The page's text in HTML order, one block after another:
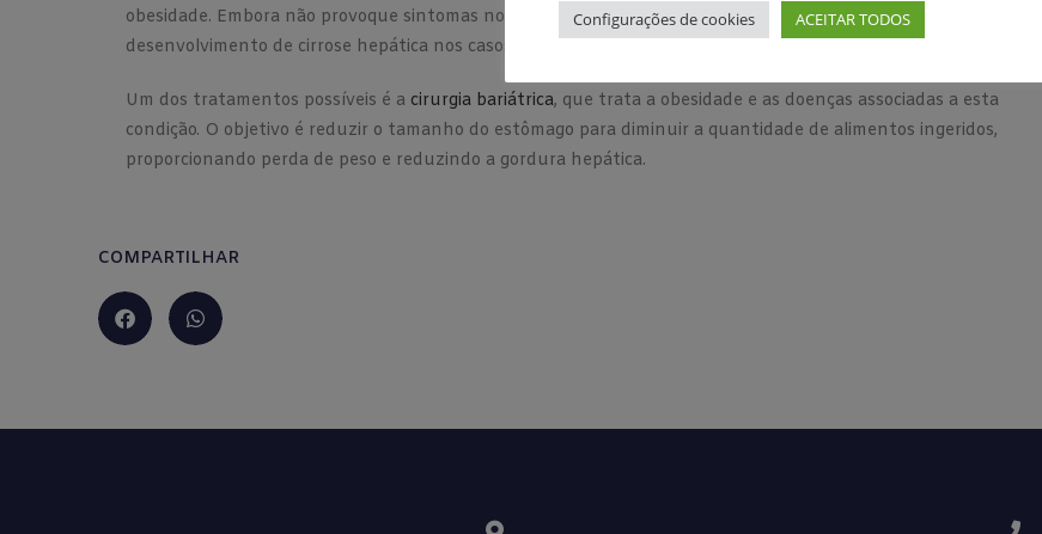
obesidade. Embora não provoque sintomas nos casos leves, pode causar dor, cansaço excessivo e até o
desenvolvimento de cirrose hepática nos casos mais graves.
Um dos tratamentos possíveis é a cirurgia bariátrica, que trata a obesidade e as doenças associadas a esta
condição. O objetivo é reduzir o tamanho do estômago para diminuir a quantidade de alimentos ingeridos,
proporcionando perda de peso e reduzindo a gordura hepática.
COMPARTILHAR
Configurações de cookies ACEITAR TODOS